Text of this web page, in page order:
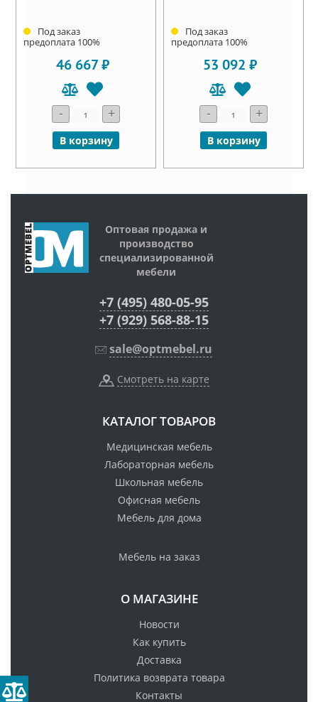
Под заказ
предоплата 100%
46 667 ₽
- +
В корзину
Под заказ
предоплата 100%
53 092 ₽
- +
В корзину
Оптовая продажа и
производство
специализированной
мебели
+7 (495) 480-05-95
+7 (929) 568-88-15
sale@optmebel.ru
Смотреть на карте
КАТАЛОГ ТОВАРОВ
Медицинская мебель
Лабораторная мебель
Школьная мебель
Офисная мебель
Мебель для дома
Мебель на заказ
О МАГАЗИНЕ
Новости
Как купить
Доставка
Политика возврата товара
Контакты